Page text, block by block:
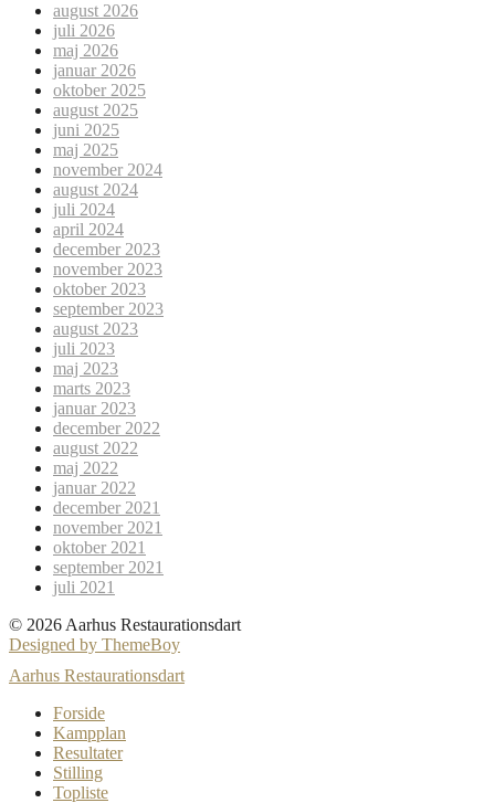
august 2026
juli 2026
maj 2026
januar 2026
oktober 2025
august 2025
juni 2025
maj 2025
november 2024
august 2024
juli 2024
april 2024
december 2023
november 2023
oktober 2023
september 2023
august 2023
juli 2023
maj 2023
marts 2023
januar 2023
december 2022
august 2022
maj 2022
januar 2022
december 2021
november 2021
oktober 2021
september 2021
juli 2021
© 2026 Aarhus Restaurationsdart
Designed by ThemeBoy
Aarhus Restaurationsdart
Forside
Kampplan
Resultater
Stilling
Topliste